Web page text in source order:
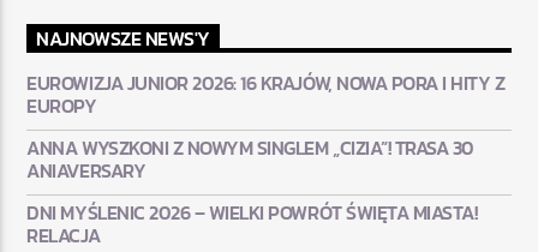
NAJNOWSZE NEWS'Y
EUROWIZJA JUNIOR 2026: 16 KRAJÓW, NOWA PORA I HITY Z
EUROPY
ANNA WYSZKONI Z NOWYM SINGLEM „CIZIA”! TRASA 30
ANIAVERSARY
DNI MYŚLENIC 2026 – WIELKI POWRÓT ŚWIĘTA MIASTA!
RELACJA